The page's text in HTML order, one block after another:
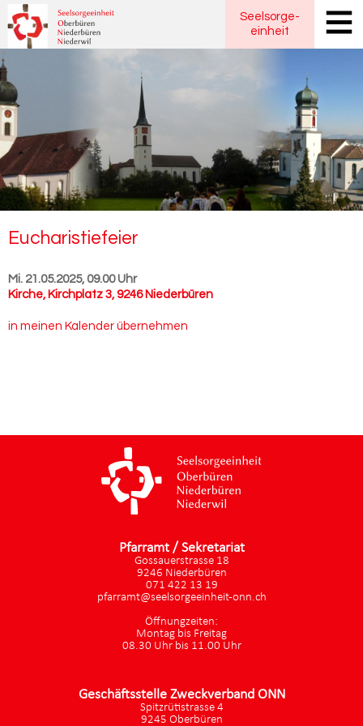
Seelsorge-
einheit
Eu­cha­ris­tie­fei­er
Mi. 21.05.2025, 09.00 Uhr
Kirche, Kirchplatz 3, 9246 Niederbüren
in meinen Kalender übernehmen
Pfarramt / Sekretariat
Gossauerstrasse 18
9246 Niederbüren
071 422 13 19
pfarramt@seelsorgeeinheit-onn.ch
Öffnungzeiten:
Montag bis Freitag
08.30 Uhr bis 11.00 Uhr
Geschäftsstelle Zweckverband ONN
Spitzrütistrasse 4
9245 Oberbüren